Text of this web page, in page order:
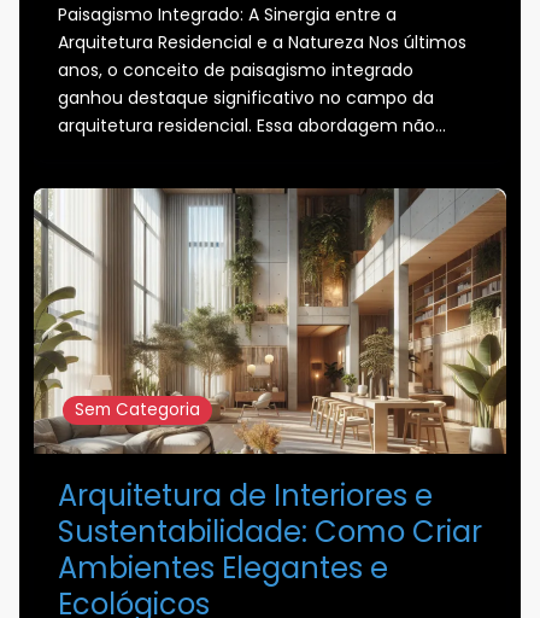
Paisagismo Integrado: A Sinergia entre a
Arquitetura Residencial e a Natureza Nos últimos
anos, o conceito de paisagismo integrado
ganhou destaque significativo no campo da
arquitetura residencial. Essa abordagem não…
Sem Categoria
Arquitetura de Interiores e
Sustentabilidade: Como Criar
Ambientes Elegantes e
Ecológicos